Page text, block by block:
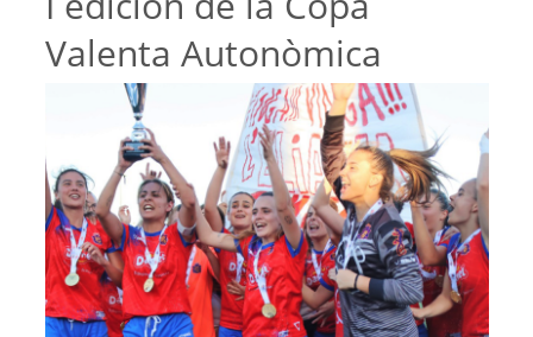
Valenta Autonòmica